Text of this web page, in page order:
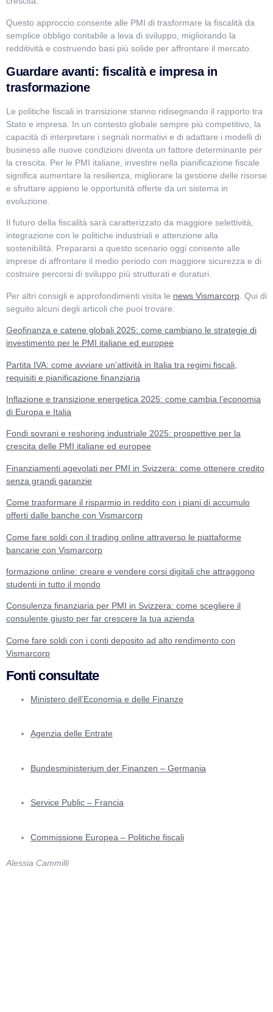
Questo approccio consente alle PMI di trasformare la fiscalità da
semplice obbligo contabile a leva di sviluppo, migliorando la
redditività e costruendo basi più solide per affrontare il mercato.
Guardare avanti: fiscalità e impresa in
trasformazione
Le politiche fiscali in transizione stanno ridisegnando il rapporto tra
Stato e impresa. In un contesto globale sempre più competitivo, la
capacità di interpretare i segnali normativi e di adattare i modelli di
business alle nuove condizioni diventa un fattore determinante per
la crescita. Per le PMI italiane, investire nella pianificazione fiscale
significa aumentare la resilienza, migliorare la gestione delle risorse
e sfruttare appieno le opportunità offerte da un sistema in
evoluzione.
Il futuro della fiscalità sarà caratterizzato da maggiore selettività,
integrazione con le politiche industriali e attenzione alla
sostenibilità. Prepararsi a questo scenario oggi consente alle
imprese di affrontare il medio periodo con maggiore sicurezza e di
costruire percorsi di sviluppo più strutturati e duraturi.
Per altri consigli e approfondimenti visita le news Vismarcorp . Qui di
seguito alcuni degli articoli che puoi trovare:
Geofinanza e catene globali 2025: come cambiano le strategie di
investimento per le PMI italiane ed europee
Partita IVA: come avviare un’attività in Italia tra regimi fiscali,
requisiti e pianificazione finanziaria
Inflazione e transizione energetica 2025: come cambia l’economia
di Europa e Italia
Fondi sovrani e reshoring industriale 2025: prospettive per la
crescita delle PMI italiane ed europee
Finanziamenti agevolati per PMI in Svizzera: come ottenere credito
senza grandi garanzie
Come trasformare il risparmio in reddito con i piani di accumulo
offerti dalle banche con Vismarcorp
Come fare soldi con il trading online attraverso le piattaforme
bancarie con Vismarcorp
formazione online: creare e vendere corsi digitali che attraggono
studenti in tutto il mondo
Consulenza finanziaria per PMI in Svizzera: come scegliere il
consulente giusto per far crescere la tua azienda
Come fare soldi con i conti deposito ad alto rendimento con
Vismarcorp
Fonti consultate
Ministero dell’Economia e delle Finanze
Agenzia delle Entrate
Bundesministerium der Finanzen – Germania
Service Public – Francia
Commissione Europea – Politiche fiscali
Alessia Cammilli